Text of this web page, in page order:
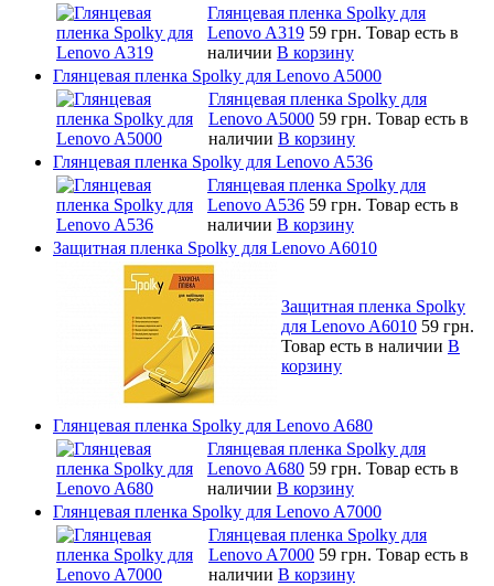
Глянцевая пленка Spolky для
Lenovo A319 59 грн. Товар есть в
наличии В корзину
Глянцевая пленка Spolky для Lenovo A5000
Глянцевая пленка Spolky для
Lenovo A5000 59 грн. Товар есть в
наличии В корзину
Глянцевая пленка Spolky для Lenovo A536
Глянцевая пленка Spolky для
Lenovo A536 59 грн. Товар есть в
наличии В корзину
Защитная пленка Spolky для Lenovo A6010
Защитная пленка Spolky
для Lenovo A6010 59 грн.
Товар есть в наличии В
корзину
Глянцевая пленка Spolky для Lenovo A680
Глянцевая пленка Spolky для
Lenovo A680 59 грн. Товар есть в
наличии В корзину
Глянцевая пленка Spolky для Lenovo A7000
Глянцевая пленка Spolky для
Lenovo A7000 59 грн. Товар есть в
наличии В корзину